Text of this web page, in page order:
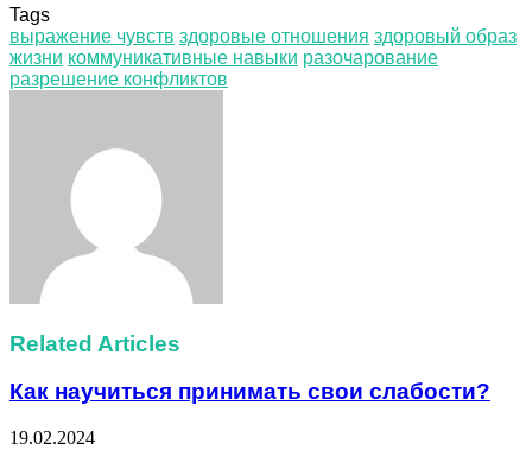
Tags
выражение чувств здоровые отношения здоровый образ
жизни коммуникативные навыки разочарование
разрешение конфликтов
Related Articles
Как научиться принимать свои слабости?
19.02.2024